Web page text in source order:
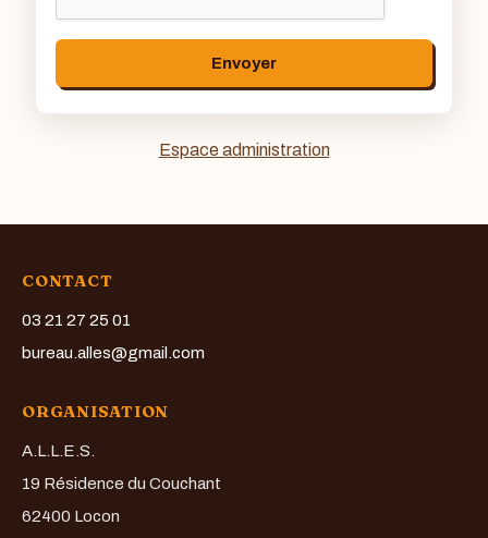
Envoyer
Espace administration
CONTACT
03 21 27 25 01
bureau.alles@gmail.com
ORGANISATION
A.L.L.E.S.
19 Résidence du Couchant
62400 Locon